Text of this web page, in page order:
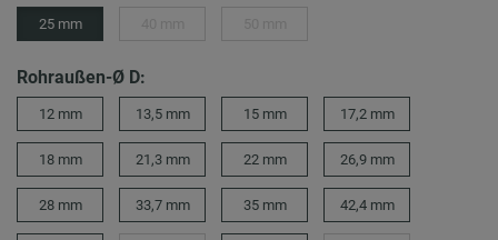
25 mm
Rohraußen-Ø D:
12 mm 13,5 mm 15 mm 17,2 mm
18 mm 21,3 mm 22 mm 26,9 mm
28 mm 33,7 mm 35 mm 42,4 mm